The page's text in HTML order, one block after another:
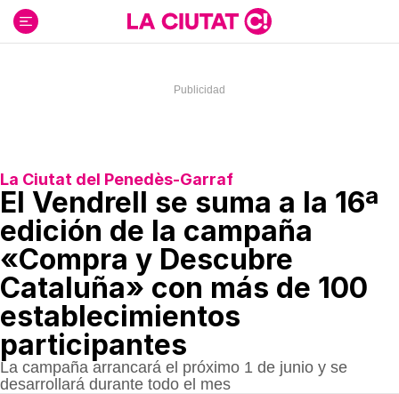
contenido
La Ciutat del Penedès-Garraf
El Vendrell se suma a la 16ª
edición de la campaña
«Compra y Descubre
Cataluña» con más de 100
establecimientos
participantes
La campaña arrancará el próximo 1 de junio y se
desarrollará durante todo el mes